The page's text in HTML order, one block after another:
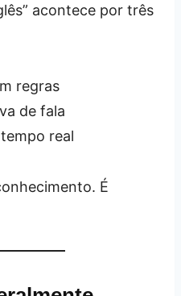
acontece por três
regras
de fala
real
É